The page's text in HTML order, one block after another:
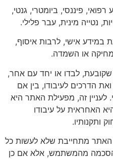
ביומטרי, גנטי,
עבר פלילי.
לרבות איסוף,
או יחד עם אחר,
בין אם
מפעילת האתר היא
עיבודו
שלא לעשות כל
אלא אם כן